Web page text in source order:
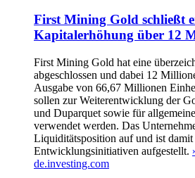
First Mining Gold schließt
Kapitalerhöhung über 12
First Mining Gold hat eine
abgeschlossen und dabei 12
Ausgabe von 66,67 Millionen
sollen zur Weiterentwicklung der
und Duparquet sowie für
verwendet werden. Das
Liquiditätsposition auf und ist
Entwicklungsinitiativen aufgestellt.
de.investing.com